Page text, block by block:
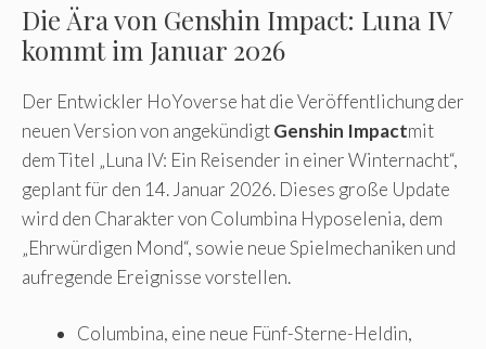
Die Ära von Genshin Impact: Luna IV
kommt im Januar 2026
Der Entwickler HoYoverse hat die Veröffentlichung der
neuen Version von angekündigtGenshin Impactmit
dem Titel „Luna IV: Ein Reisender in einer Winternacht“,
geplant für den 14. Januar 2026. Dieses große Update
wird den Charakter von Columbina Hyposelenia, dem
„Ehrwürdigen Mond“, sowie neue Spielmechaniken und
aufregende Ereignisse vorstellen.
Columbina, eine neue Fünf-Sterne-Heldin,